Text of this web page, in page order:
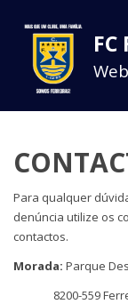
Para qualquer
denúncia utilize os
contactos.
Morada: Parque
8200-559